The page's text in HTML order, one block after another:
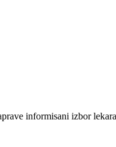
informisani izbor